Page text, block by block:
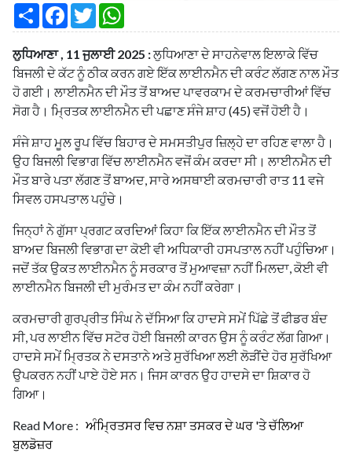
S
a
r
e
F
c
e
b
o
o
k
T
w
i
t
t
e
r
a
t
s
A
p
p
ਲੁਧਿਆਣਾ , 11 ਜੁਲਾਈ 2025 :ਲੁਧਿਆਣਾ ਦੇ ਸਾਹਨੇਵਾਲ ਇਲਾਕੇ ਵਿੱਚ
ਬਿਜਲੀ ਦੇ ਕੱਟ ਨੂੰ ਠੀਕ ਕਰਨ ਗਏ ਇੱਕ ਲਾਈਨਮੈਨ ਦੀ ਕਰੰਟ ਲੱਗਣ ਨਾਲ ਮੌਤ
ਹੋ ਗਈ। ਲਾਈਨਮੈਨ ਦੀ ਮੌਤ ਤੋਂ ਬਾਅਦ ਪਾਵਰਕਾਮ ਦੇ ਕਰਮਚਾਰੀਆਂ ਵਿੱਚ
ਸੋਗ ਹੈ। ਮ੍ਰਿਤਕ ਲਾਈਨਮੈਨ ਦੀ ਪਛਾਣ ਸੰਜੇ ਸ਼ਾਹ (45) ਵਜੋਂ ਹੋਈ ਹੈ।
ਸੰਜੇ ਸ਼ਾਹ ਮੂਲ ਰੂਪ ਵਿੱਚ ਬਿਹਾਰ ਦੇ ਸਮਸਤੀਪੁਰ ਜ਼ਿਲ੍ਹੇ ਦਾ ਰਹਿਣ ਵਾਲਾ ਹੈ।
ਉਹ ਬਿਜਲੀ ਵਿਭਾਗ ਵਿੱਚ ਲਾਈਨਮੈਨ ਵਜੋਂ ਕੰਮ ਕਰਦਾ ਸੀ। ਲਾਈਨਮੈਨ ਦੀ
ਮੌਤ ਬਾਰੇ ਪਤਾ ਲੱਗਣ ਤੋਂ ਬਾਅਦ, ਸਾਰੇ ਅਸਥਾਈ ਕਰਮਚਾਰੀ ਰਾਤ 11 ਵਜੇ
ਸਿਵਲ ਹਸਪਤਾਲ ਪਹੁੰਚੇ।
ਜਿਨ੍ਹਾਂ ਨੇ ਗੁੱਸਾ ਪ੍ਰਗਟ ਕਰਦਿਆਂ ਕਿਹਾ ਕਿ ਇੱਕ ਲਾਈਨਮੈਨ ਦੀ ਮੌਤ ਤੋਂ
ਬਾਅਦ ਬਿਜਲੀ ਵਿਭਾਗ ਦਾ ਕੋਈ ਵੀ ਅਧਿਕਾਰੀ ਹਸਪਤਾਲ ਨਹੀਂ ਪਹੁੰਚਿਆ।
ਜਦੋਂ ਤੱਕ ਉਕਤ ਲਾਈਨਮੈਨ ਨੂੰ ਸਰਕਾਰ ਤੋਂ ਮੁਆਵਜ਼ਾ ਨਹੀਂ ਮਿਲਦਾ, ਕੋਈ ਵੀ
ਲਾਈਨਮੈਨ ਬਿਜਲੀ ਦੀ ਮੁਰੰਮਤ ਦਾ ਕੰਮ ਨਹੀਂ ਕਰੇਗਾ।
ਕਰਮਚਾਰੀ ਗੁਰਪ੍ਰੀਤ ਸਿੰਘ ਨੇ ਦੱਸਿਆ ਕਿ ਹਾਦਸੇ ਸਮੇਂ ਪਿੱਛੇ ਤੋਂ ਫੀਡਰ ਬੰਦ
ਸੀ, ਪਰ ਲਾਈਨ ਵਿੱਚ ਸਟੋਰ ਹੋਈ ਬਿਜਲੀ ਕਾਰਨ ਉਸ ਨੂੰ ਕਰੰਟ ਲੱਗ ਗਿਆ।
ਹਾਦਸੇ ਸਮੇਂ ਮ੍ਰਿਤਕ ਨੇ ਦਸਤਾਨੇ ਅਤੇ ਸੁਰੱਖਿਆ ਲਈ ਲੋੜੀਂਦੇ ਹੋਰ ਸੁਰੱਖਿਆ
ਉਪਕਰਨ ਨਹੀਂ ਪਾਏ ਹੋਏ ਸਨ। ਜਿਸ ਕਾਰਨ ਉਹ ਹਾਦਸੇ ਦਾ ਸ਼ਿਕਾਰ ਹੋ
ਗਿਆ।
Read More : ਅੰਮ੍ਰਿਤਸਰ ਵਿਚ ਨਸ਼ਾ ਤਸਕਰ ਦੇ ਘਰ 'ਤੇ ਚੱਲਿਆ
ਬੁਲਡੋਜ਼ਰ